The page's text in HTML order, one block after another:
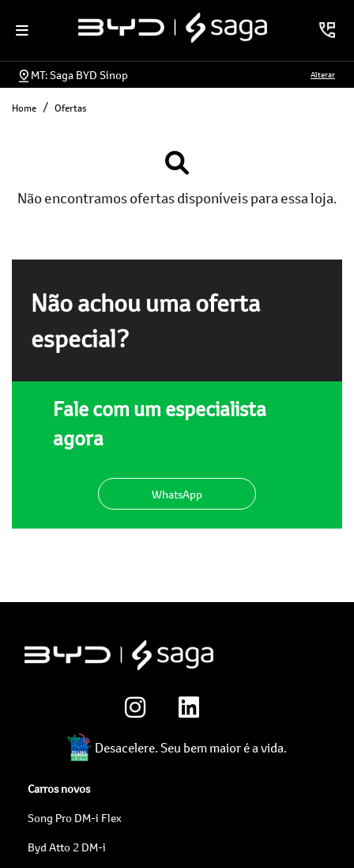
MT: Saga BYD Sinop Alterar
Home Ofertas
Não encontramos ofertas disponíveis para essa loja.
Não achou uma oferta
especial?
Fale com um especialista
agora
WhatsApp
Desacelere. Seu bem maior é a vida.
Carros novos
Song Pro DM-i Flex
Byd Atto 2 DM-i